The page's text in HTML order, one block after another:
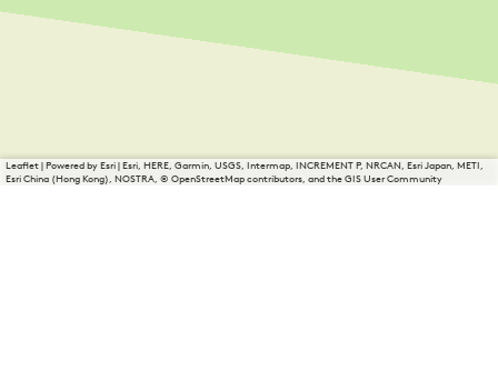
Leaflet|Powered by Esri | Esri, HERE, Garmin, USGS, Intermap, INCREMENT P, NRCAN, Esri Japan, METI,
Esri China (Hong Kong), NOSTRA, © OpenStreetMap contributors, and the GIS User Community